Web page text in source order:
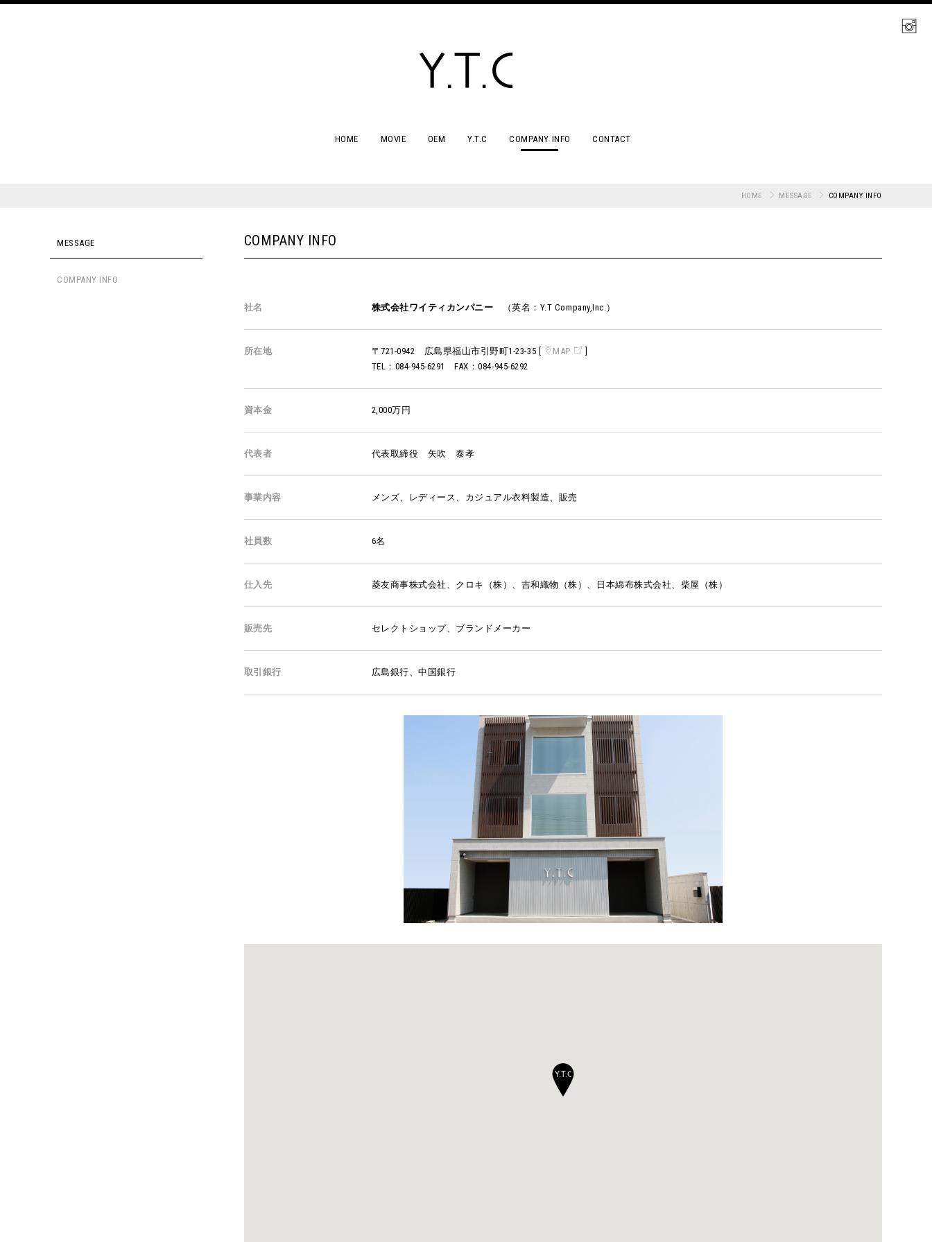
Y.T Company,Inc.
HOME MOVIE OEM Y.T.C COMPANY INFO CONTACT
HOME MESSAGE COMPANY INFO
MESSAGE
COMPANY INFO
COMPANY INFO
社名 株式会社ワイティカンパニー （英名：Y.T Company,Inc.）
所在地 〒721-0942 広島県福山市引野町1-23-35 [ MAP
TEL：084-945-6291 FAX：084-945-6292
資本金 2,000万円
代表者 代表取締役 矢吹 泰孝
事業内容 メンズ、レディース、カジュアル衣料製造、販売
社員数 6名
仕入先 菱友商事株式会社、クロキ（株）、吉和織物（株）、日本綿布株式会社、柴屋（株）
販売先 セレクトショップ、ブランドメーカー
取引銀行 広島銀行、中国銀行